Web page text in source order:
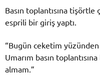
Basın toplantısına tişörtle
esprili bir giriş yaptı.
“Bugün ceketim
Umarım basın
almam.”